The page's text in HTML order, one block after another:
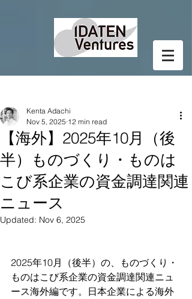
【海外】2025年10月（後
半）ものづくり・ものは
こび系企業の資金調達関連
ニュース
Kenta Adachi
Nov 5, 2025 12 min read
Updated: Nov 6, 2025
2025年10月（後半）の、ものづくり・
ものはこび系企業の資金調達関連ニュ
ース海外編です。日本企業による海外